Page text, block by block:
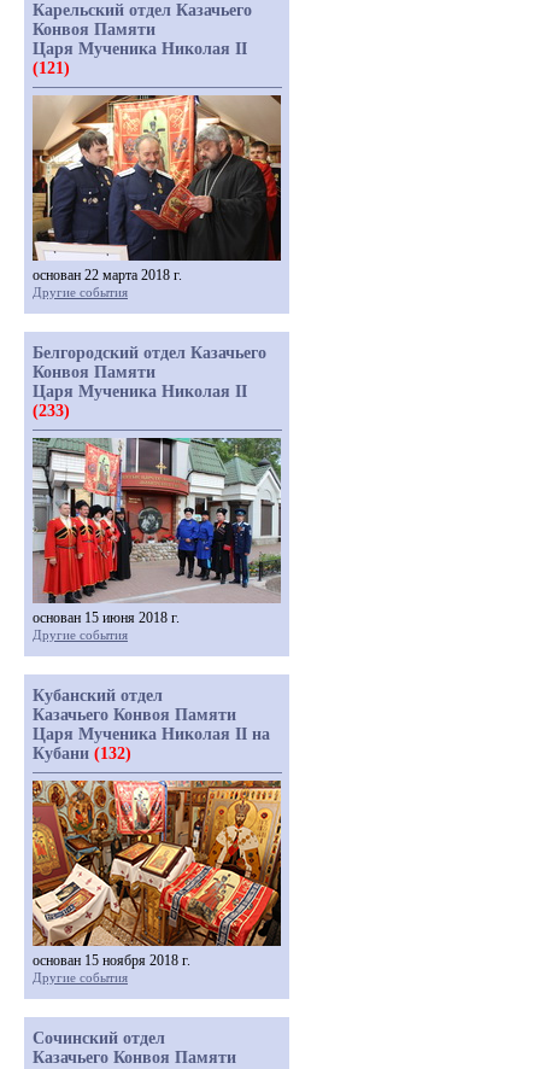
Карельский отдел Казачьего
Конвоя Памяти
Царя Мученика Николая II
(121)
основан 22 марта 2018 г.
Другие события
Белгородский отдел Казачьего
Конвоя Памяти
Царя Мученика Николая II
(233)
основан 15 июня 2018 г.
Другие события
Кубанский отдел
Казачьего Конвоя Памяти
Царя Мученика Николая II на
Кубани (132)
основан 15 ноября 2018 г.
Другие события
Сочинский отдел
Казачьего Конвоя Памяти